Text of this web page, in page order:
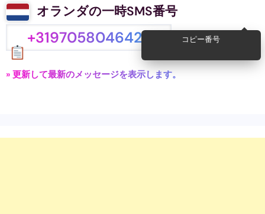
オランダの一時SMS番号
+3197058046422 コピー番号
» 更新して最新のメッセージを表示します。